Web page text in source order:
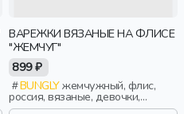
ВАРЕЖКИ ВЯЗАНЫЕ НА ФЛИСЕ
"ЖЕМЧУГ"
899 ₽
BUNGLYжемчужный, флис,
россия, вязаные, девочки,
малыши, дошкольники, дети